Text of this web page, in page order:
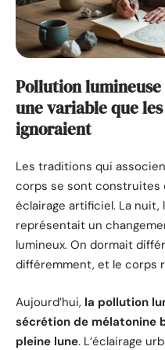
Pollution
une variable que
ignoraient
Les traditions qui
corps se sont construites
éclairage artificiel. La nuit,
représentait un
lumineux. On dormait
différemment, et le corps
Aujourd’hui, la pollution
sécrétion de mélatonine
pleine lune. L’éclairage